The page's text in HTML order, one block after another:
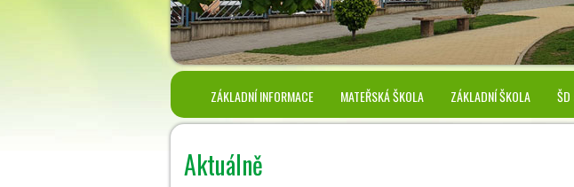
ZÁKLADNÍ INFORMACE MATEŘSKÁ ŠKOLA ZÁKLADNÍ ŠKOLA ŠD
Aktuálně